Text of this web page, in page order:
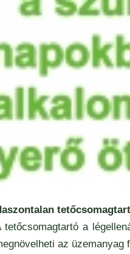
tetőcsomagtartó a
az